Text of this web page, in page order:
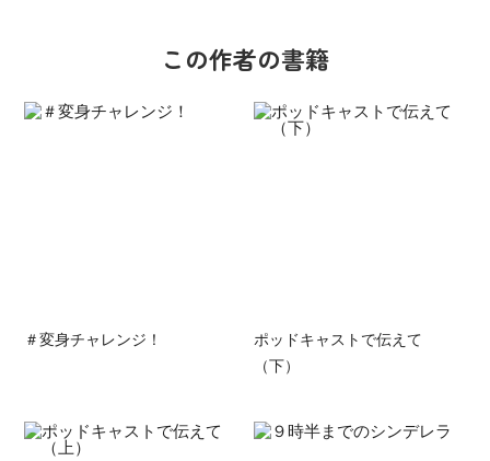
この作者の書籍
＃変身チャレンジ！
ポッドキャストで伝えて
（下）